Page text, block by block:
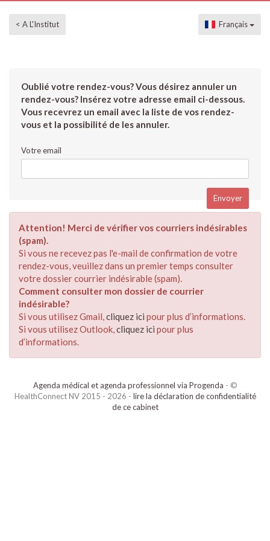
< A L'Institut Français
Oublié votre rendez-vous? Vous désirez annuler un
rendez-vous? Insérez votre adresse email ci-dessous.
Vous recevrez un email avec la liste de vos rendez-
vous et la possibilité de les annuler.
Votre email
Attention! Merci de vérifier vos courriers indésirables
(spam).
Si vous ne recevez pas l'e-mail de confirmation de votre
rendez-vous, veuillez dans un premier temps consulter
votre dossier courrier indésirable (spam).
Comment consulter mon dossier de courrier
indésirable?
Si vous utilisez Gmail,cliquez ici pour plus d’informations.
Si vous utilisez Outlook,cliquez ici pour plus
d’informations.
Agenda médical et agenda professionnel via Progenda - ©
HealthConnect NV 2015 - 2026 - lire la déclaration de confidentialité
de ce cabinet